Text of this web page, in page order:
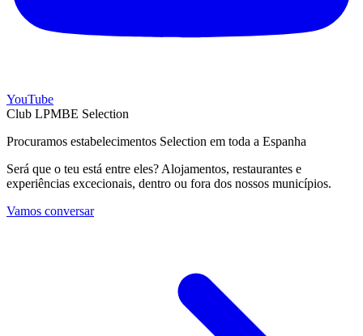
YouTube
Club LPMBE Selection
Procuramos estabelecimentos Selection em toda a Espanha
Será que o teu está entre eles? Alojamentos, restaurantes e
experiências excecionais, dentro ou fora dos nossos municípios.
Vamos conversar